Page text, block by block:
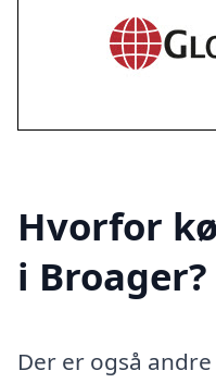
Hvorfor
i Broager?
Der er også